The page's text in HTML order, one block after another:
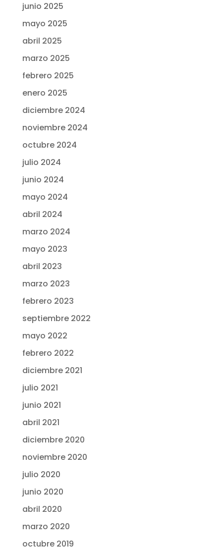
junio 2025
mayo 2025
abril 2025
marzo 2025
febrero 2025
enero 2025
diciembre 2024
noviembre 2024
octubre 2024
julio 2024
junio 2024
mayo 2024
abril 2024
marzo 2024
mayo 2023
abril 2023
marzo 2023
febrero 2023
septiembre 2022
mayo 2022
febrero 2022
diciembre 2021
julio 2021
junio 2021
abril 2021
diciembre 2020
noviembre 2020
julio 2020
junio 2020
abril 2020
marzo 2020
octubre 2019